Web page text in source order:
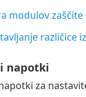
modulov zaščite
različice
napotki
za